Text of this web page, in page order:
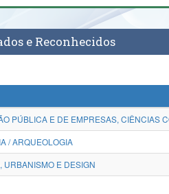
Gabinete de Segurança
e Reconhecidos
PÚBLICA E DE EMPRESAS, CIÊNCIAS
/ ARQUEOLOGIA
URBANISMO E DESIGN